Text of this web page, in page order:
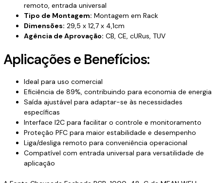
remoto, entrada universal
Tipo de Montagem: Montagem em Rack
Dimensões: 29,5 x 12,7 x 4,1cm
Agência de Aprovação: CB, CE, cURus, TUV
Aplicações e Benefícios:
Ideal para uso comercial
Eficiência de 89%, contribuindo para economia de energia
Saída ajustável para adaptar-se às necessidades
específicas
Interface I2C para facilitar o controle e monitoramento
Proteção PFC para maior estabilidade e desempenho
Liga/desliga remoto para conveniência operacional
Compatível com entrada universal para versatilidade de
aplicação